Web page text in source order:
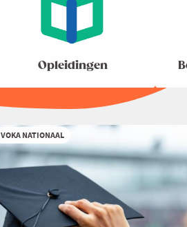
Opleidingen
VOKA NATIONAAL